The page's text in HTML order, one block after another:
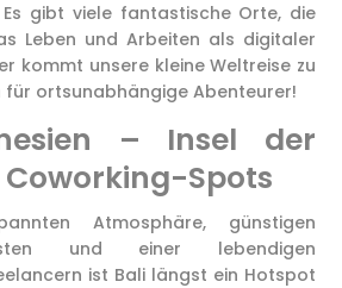
gibt viele fantastische Orte, die
Leben und Arbeiten als digitaler
kommt unsere kleine Weltreise zu
für ortsunabhängige Abenteurer!
– Insel der
Spots
Atmosphäre, günstigen
und einer lebendigen
ist Bali längst ein Hotspot